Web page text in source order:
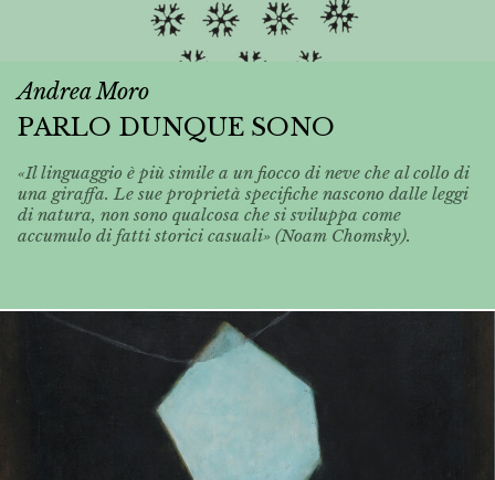
Andrea Moro
PARLO DUNQUE SONO
«Il linguaggio è più simile a un fiocco di neve che al collo di
una giraffa. Le sue proprietà specifiche nascono dalle leggi
di natura, non sono qualcosa che si sviluppa come
accumulo di fatti storici casuali» (Noam Chomsky).